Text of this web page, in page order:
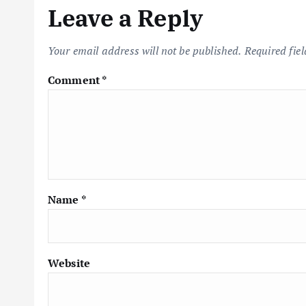
Leave a Reply
Your email address will not be published. Required
Comment*
Name *
Website